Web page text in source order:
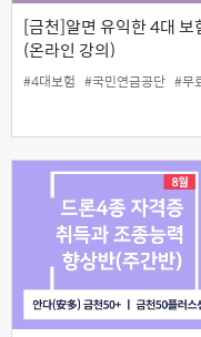
[금천]알면 유익한 4대 보
(온라인 강의)
#4대보험 #국민연금공단 #무